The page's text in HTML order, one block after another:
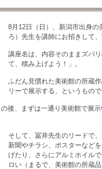
8月12日（日）、新潟市出身
ろ）先生を講師にお招きして
講座名は、内容そのままズバ
て、積み上げよう！」。
ふだん見慣れた美術館の所蔵
リーで展示する、というもので
後、まずは一通り美術館で展
そして、冨井先生のリードで
新聞やチラシ、ポスターなど
げたり、さらにアルミホイル
ロい（まるで、美術館の所蔵